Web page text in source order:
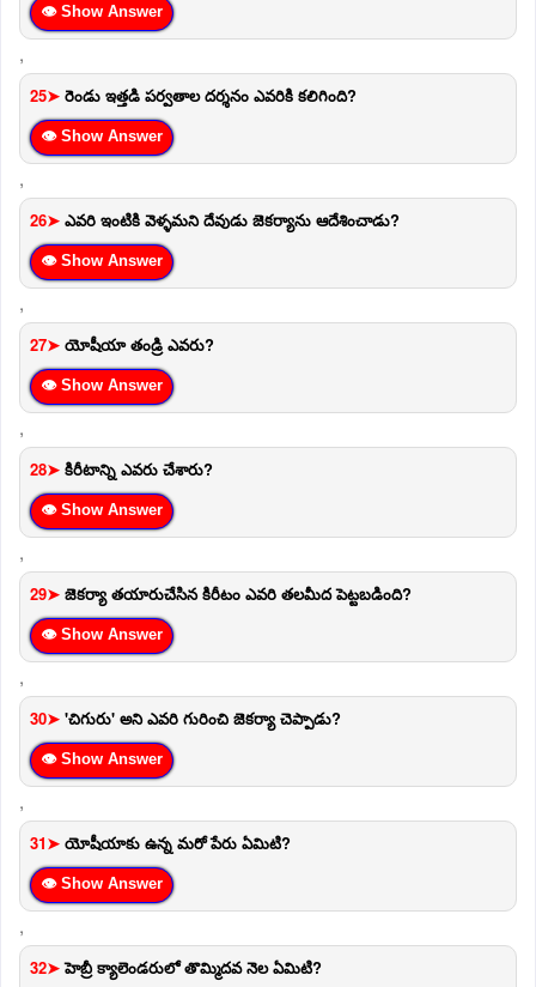
👁 Show Answer
,
25➤ రెండు ఇత్తడి పర్వతాల దర్శనం ఎవరికి కలిగింది?
👁 Show Answer
,
26➤ ఎవరి ఇంటికి వెళ్ళమని దేవుడు జెకర్యాను ఆదేశించాడు?
👁 Show Answer
,
27➤ యోషీయా తండ్రి ఎవరు?
👁 Show Answer
,
28➤ కిరీటాన్ని ఎవరు చేశారు?
👁 Show Answer
,
29➤ జెకర్యా తయారుచేసిన కిరీటం ఎవరి తలమీద పెట్టబడింది?
👁 Show Answer
,
30➤ 'చిగురు' అని ఎవరి గురించి జెకర్యా చెప్పాడు?
👁 Show Answer
,
31➤ యోషీయాకు ఉన్న మరో పేరు ఏమిటి?
👁 Show Answer
,
32➤హెబ్రీ క్యాలెండరులో తొమ్మిదవ నెల ఏమిటి?